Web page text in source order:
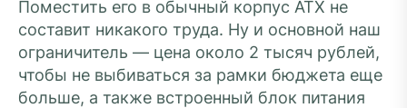
Поместить его в обычный корпус ATX не
составит никакого труда. Ну и основной наш
ограничитель — цена около 2 тысяч рублей,
чтобы не выбиваться за рамки бюджета еще
больше, а также встроенный блок питания